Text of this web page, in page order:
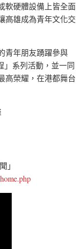
軟硬體設備上皆全面
高雄成為青年文化交
青年朋友踴躍參與
」系列活動，並一同
高榮耀，在港都舞台
」